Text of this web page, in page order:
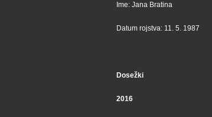
Ime: Jana Bratina
Datum rojstva: 11. 5. 1987
Dosežki
2016